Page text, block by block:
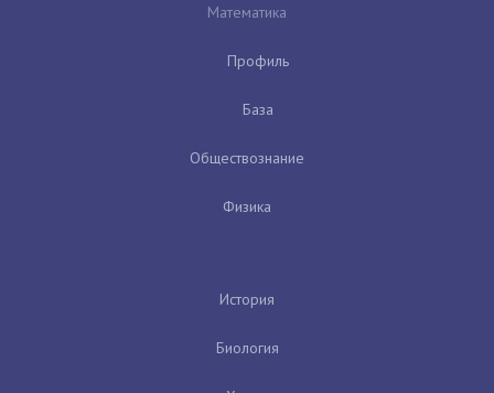
Математика
Профиль
База
Обществознание
Физика
История
Биология